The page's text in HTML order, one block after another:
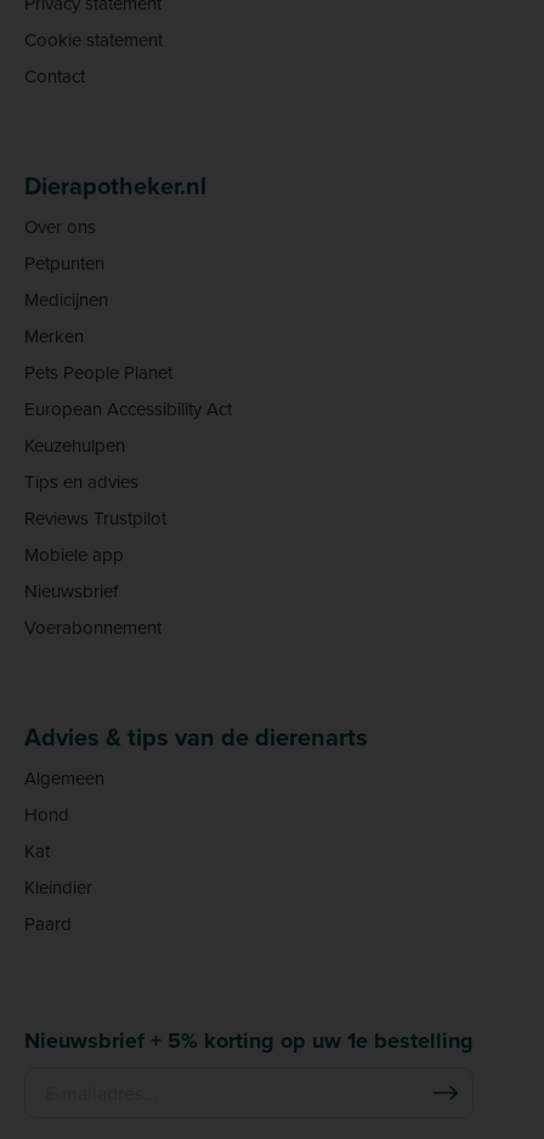
Cookie statement
Contact
Dierapotheker.nl
Over ons
Petpunten
Medicijnen
Merken
Pets People Planet
European Accessibility Act
Keuzehulpen
Tips en advies
Reviews Trustpilot
Mobiele app
Nieuwsbrief
Voerabonnement
Advies & tips van de dierenarts
Algemeen
Hond
Kat
Kleindier
Paard
Nieuwsbrief + 5% korting op uw 1e bestelling